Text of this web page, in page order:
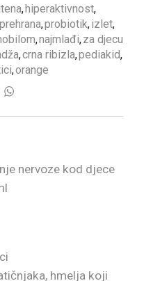
,hiperaktivnost,
prehrana,probiotik,izlet,
,najmlađi,za djecu
,crna ribizla,pediakid,
,orange
nervoze kod djece
hmelja koji